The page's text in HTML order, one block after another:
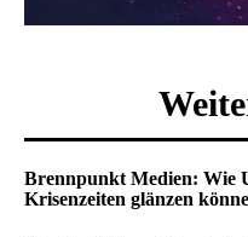
Brennpunkt Medien: Wie
Krisenzeiten glänzen